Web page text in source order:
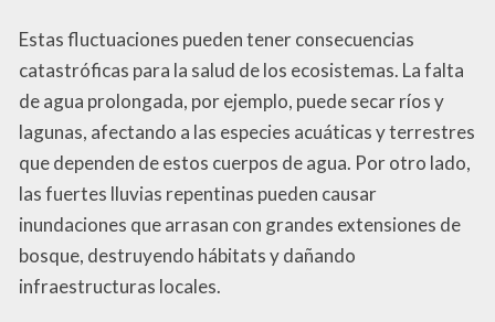
Estas fluctuaciones pueden tener consecuencias
catastróficas para la salud de los ecosistemas. La falta
de agua prolongada, por ejemplo, puede secar ríos y
lagunas, afectando a las especies acuáticas y terrestres
que dependen de estos cuerpos de agua. Por otro lado,
las fuertes lluvias repentinas pueden causar
inundaciones que arrasan con grandes extensiones de
bosque, destruyendo hábitats y dañando
infraestructuras locales.